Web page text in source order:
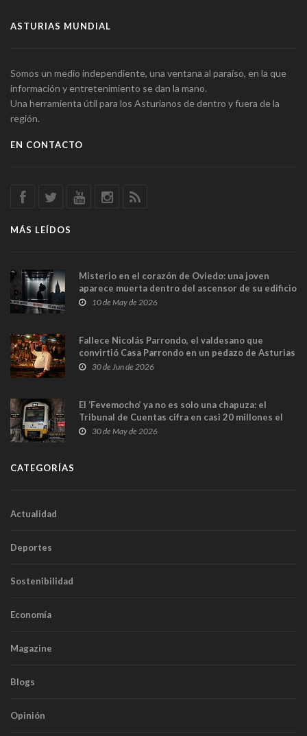
ASTURIAS MUNDIAL
Somos un medio independiente, una ventana al paraíso, en la que
información y entretenimiento se dan la mano.
Una herramienta útil para los Asturianos de dentro y fuera de la
región.
EN CONTACTO
MÁS LEÍDOS
Misterio en el corazón de Oviedo: una joven
aparece muerta dentro del ascensor de su edificio
y las cámaras captan sus últimos minutos
10 de May de 2026
Fallece Nicolás Parrondo, el valdesano que
convirtió Casa Parrondo en un pedazo de Asturias
en Madrid
30 de Jun de 2026
El ‘Fevemocho’ ya no es solo una chapuza: el
Tribunal de Cuentas cifra en casi 20 millones el
sobrecoste de los trenes que no cabían por los
30 de May de 2026
CATEGORÍAS
Actualidad
Deportes
Sostenibilidad
Economía
Magazine
Blogs
Opinión